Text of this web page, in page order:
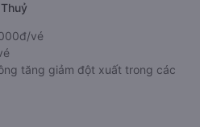
vé
tăng giảm đột xuất trong các